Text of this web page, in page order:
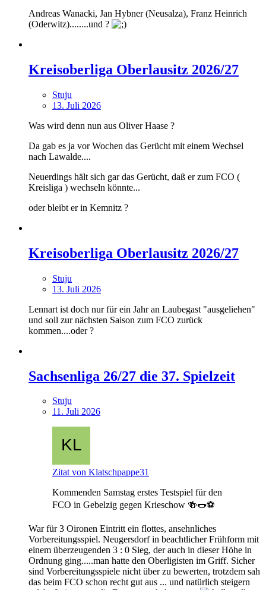
Andreas Wanacki, Jan Hybner (Neusalza), Franz Heinrich
(Oderwitz)........und ?
Kreisoberliga Oberlausitz 2026/27
Stuju
13. Juli 2026
Was wird denn nun aus Oliver Haase ?
Da gab es ja vor Wochen das Gerücht mit einem Wechsel
nach Lawalde....
Neuerdings hält sich gar das Gerücht, daß er zum FCO (
Kreisliga ) wechseln könnte...
oder bleibt er in Kemnitz ?
Kreisoberliga Oberlausitz 2026/27
Stuju
13. Juli 2026
Lennart ist doch nur für ein Jahr an Laubegast "ausgeliehen"
und soll zur nächsten Saison zum FCO zurück
kommen....oder ?
Sachsenliga 26/27 die 37. Spielzeit
Stuju
11. Juli 2026
Zitat von Klatschpappe31
Kommenden Samstag erstes Testspiel für den
FCO in Gebelzig gegen Krieschow 🍻🌭⚽️
War für 3 Oironen Eintritt ein flottes, ansehnliches
Vorbereitungsspiel. Neugersdorf in beachtlicher Frühform mit
einem überzeugenden 3 : 0 Sieg, der auch in dieser Höhe in
Ordnung ging.....man hatte den Oberligisten im Griff. Sicher
sind Vorbereitungsspiele nicht über zu bewerten, trotzdem sah
das beim FCO schon recht gut aus ... und natürlich steigern